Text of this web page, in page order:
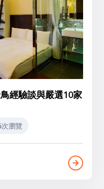
經驗談與嚴選10家
次瀏覽